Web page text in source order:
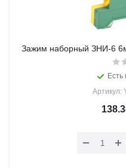
Зажим наборный ЗНИ-6
Есть
Артикул: